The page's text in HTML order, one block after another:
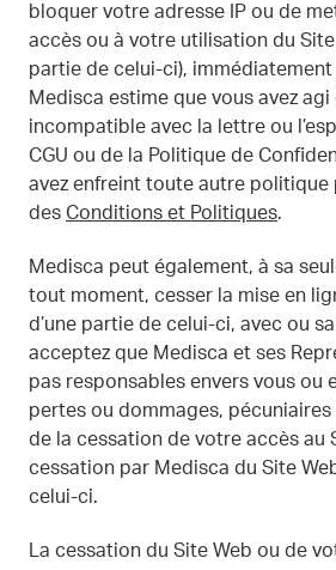
bloquer votre adresse IP ou de
accès ou à votre utilisation du Site
partie de celui-ci), immédiatement
Medisca estime que vous avez agi
incompatible avec la lettre ou
CGU ou de la Politique de
avez enfreint toute autre politique
des Conditions et Politiques.
Medisca peut également, à sa
tout moment, cesser la mise en
d’une partie de celui-ci, avec ou
acceptez que Medisca et ses
pas responsables envers vous ou
pertes ou dommages,
de la cessation de votre accès au
cessation par Medisca du Site
celui-ci.
La cessation du Site Web ou de